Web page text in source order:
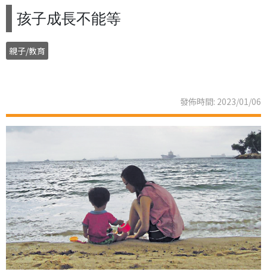
孩子成長不能等
親子/教育
發佈時間: 2023/01/06